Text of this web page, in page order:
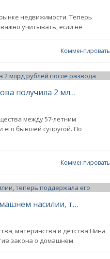
недвижимости. Теперь
учитывать, если не
Комментировать
Бывшая жена миллионера и главы "Эксмо" Олега Новикова получила 2 млрд рублей после развода
между 57-летним
бывшей супругой. По
Комментировать
Нина Останина, которая выступает против закона о домашнем насилии, теперь поддержала его
материнства и детства Нина
закона о домашнем